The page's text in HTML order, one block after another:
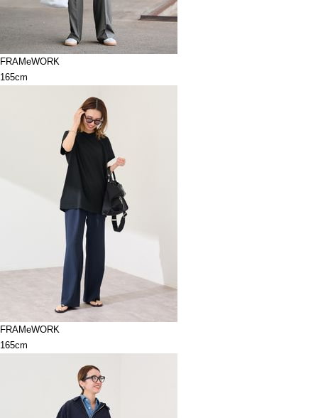
FRAMeWORK
165cm
FRAMeWORK
165cm